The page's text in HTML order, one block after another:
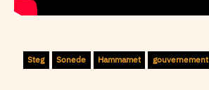
gouvernement
Hammamet
Sonede
Steg